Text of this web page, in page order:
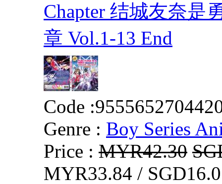
Chapter 结城友奈是
章 Vol.1-13 End
Code :
Genre : Boy Series
Price : MYR42.30
MYR33.84 /